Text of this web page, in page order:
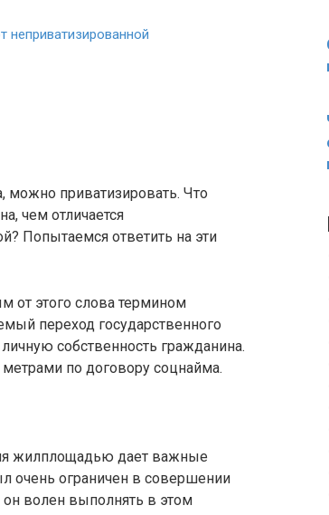
неприватизированной
можно приватизировать. Что
чем отличается
Попытаемся ответить на эти
от этого слова термином
переход государственного
собственность гражданина.
по договору соцнайма.
жилплощадью дает важные
очень ограничен в совершении
волен выполнять в этом